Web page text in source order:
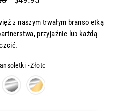
Normalna
cena
Cena
sprzedaży
z naszym trwałym bransoletką
przyjaźnie lub każdą
-Złoto